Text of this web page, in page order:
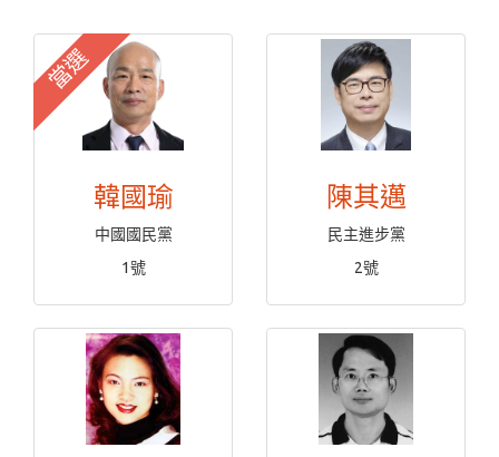
當選
韓國瑜
中國國民黨
1號
陳其邁
民主進步黨
2號